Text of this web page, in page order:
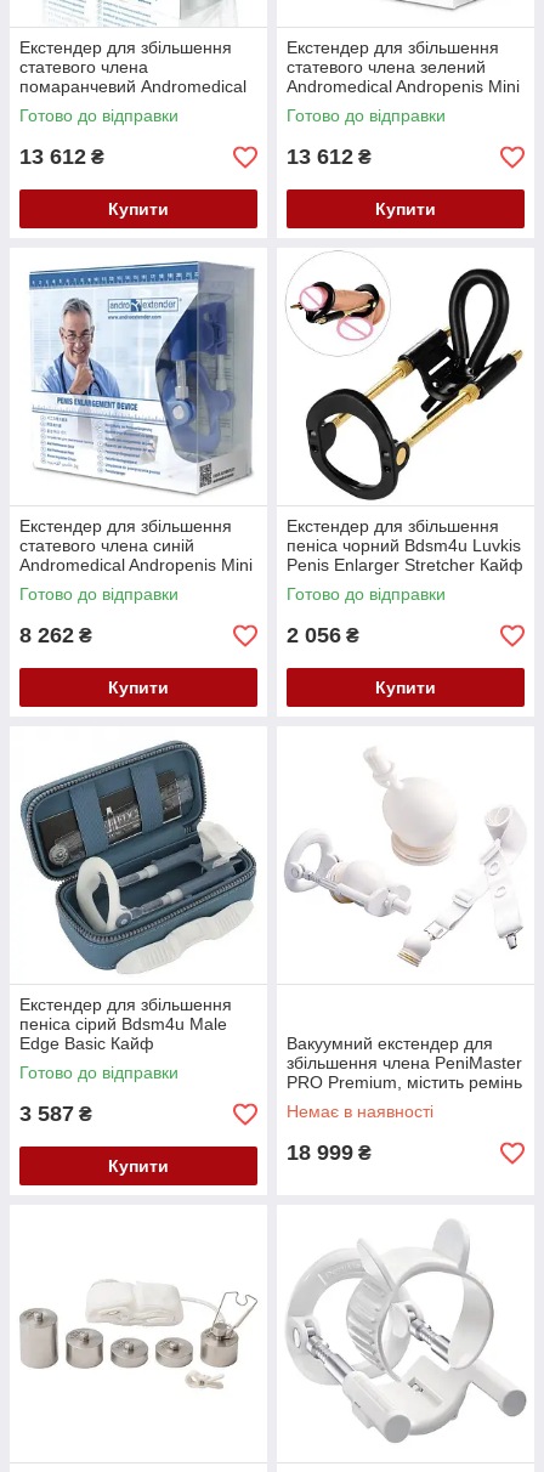
Екстендер для збільшення
статевого члена
помаранчевий Andromedical
Andropenis Mini Orange Кайф
Готово до відправки
13 612 ₴
Купити
Екстендер для збільшення
статевого члена зелений
Andromedical Andropenis Mini
Green Кайф
Готово до відправки
13 612 ₴
Купити
Екстендер для збільшення
статевого члена синій
Andromedical Andropenis Mini
Blue Кайф
Готово до відправки
8 262 ₴
Купити
Екстендер для збільшення
пеніса чорний Bdsm4u Luvkis
Penis Enlarger Stretcher Кайф
Готово до відправки
2 056 ₴
Купити
Екстендер для збільшення
пеніса сірий Bdsm4u Male
Edge Basic Кайф
Готово до відправки
3 587 ₴
Купити
Вакуумний екстендер для
збільшення члена PeniMaster
PRO Premium, містить ремінь
Кайф
Немає в наявності
18 999 ₴